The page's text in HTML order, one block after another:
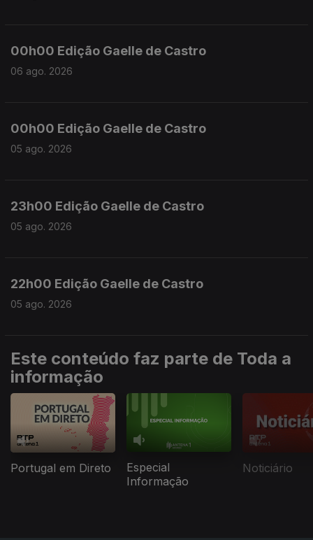
00h00 Edição Gaelle de Castro
06 ago. 2026
00h00 Edição Gaelle de Castro
05 ago. 2026
23h00 Edição Gaelle de Castro
05 ago. 2026
22h00 Edição Gaelle de Castro
05 ago. 2026
Este conteúdo faz parte de Toda a
informação
Portugal em Direto
Especial
Informação
Noticiário